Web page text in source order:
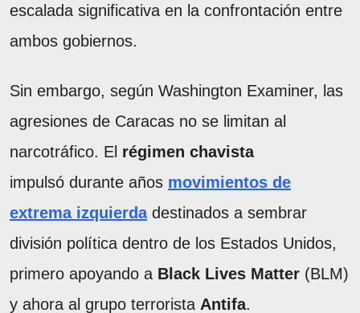
escalada significativa en la confrontación entre
ambos gobiernos.
Sin embargo, según Washington Examiner, las
agresiones de Caracas no se limitan al
narcotráfico. El régimen chavista
impulsó durante años movimientos de
extrema izquierdadestinados a sembrar
división política dentro de los Estados Unidos,
primero apoyando a Black Lives Matter (BLM)
y ahora al grupo terrorista Antifa.